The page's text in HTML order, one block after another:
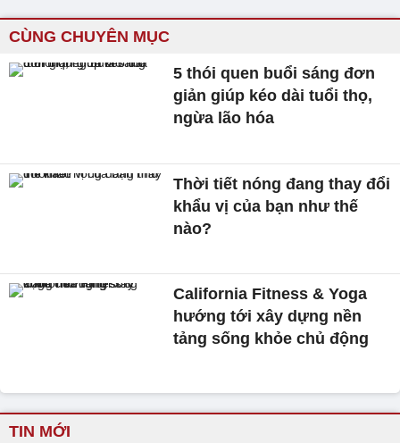
CÙNG CHUYÊN MỤC
5 thói quen buổi sáng đơn
giản giúp kéo dài tuổi thọ,
ngừa lão hóa
Thời tiết nóng đang thay đổi
khẩu vị của bạn như thế
nào?
California Fitness & Yoga
hướng tới xây dựng nền
tảng sống khỏe chủ động
TIN MỚI